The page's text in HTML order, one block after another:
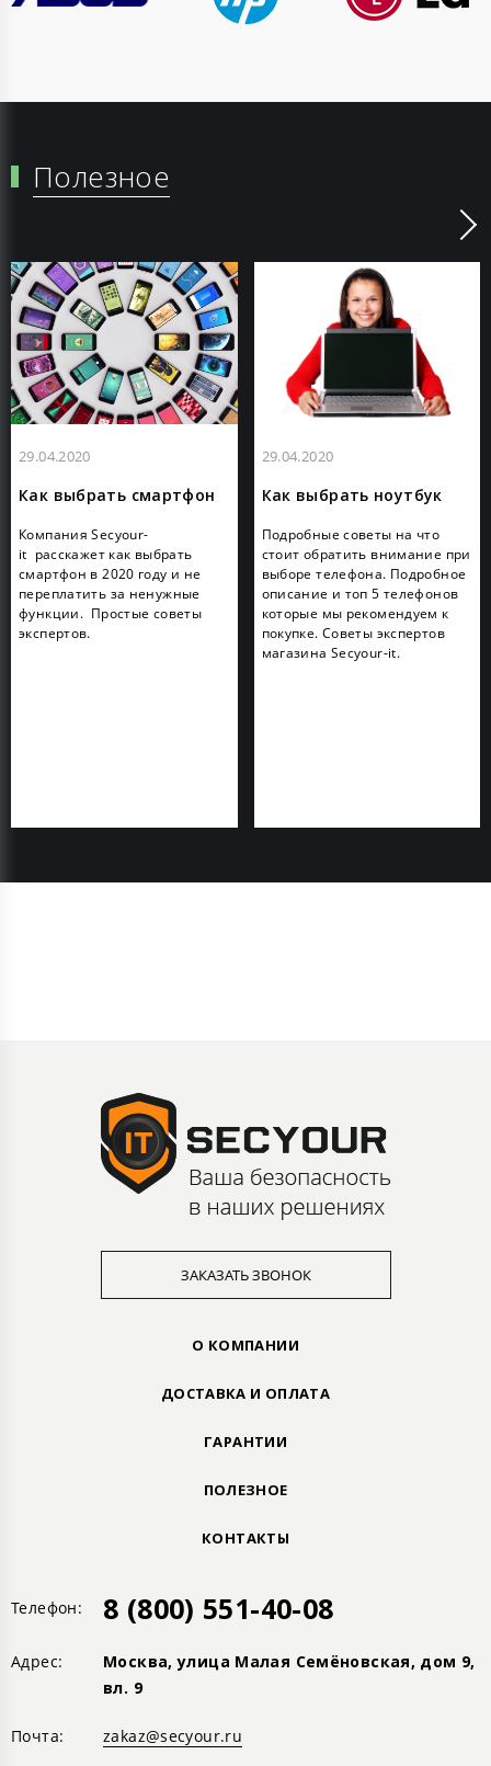
Полезное
29.04.2020
Как выбрать смартфон
Компания Secyour-
it расскажет как выбрать
смартфон в 2020 году и не
переплатить за ненужные
функции. Простые советы
экспертов.
29.04.2020
Как выбрать ноутбук
Подробные советы на что
стоит обратить внимание при
выборе телефона. Подробное
описание и топ 5 телефонов
которые мы рекомендуем к
покупке. Советы экспертов
магазина Secyour-it.
Телефон: 8 (800) 551-40-08
Адрес:
Москва, улица Малая Семёновская, дом 9,
вл. 9
Почта: zakaz@secyour.ru
ЗАКАЗАТЬ ЗВОНОК
О КОМПАНИИ
ДОСТАВКА И ОПЛАТА
ГАРАНТИИ
ПОЛЕЗНОЕ
КОНТАКТЫ